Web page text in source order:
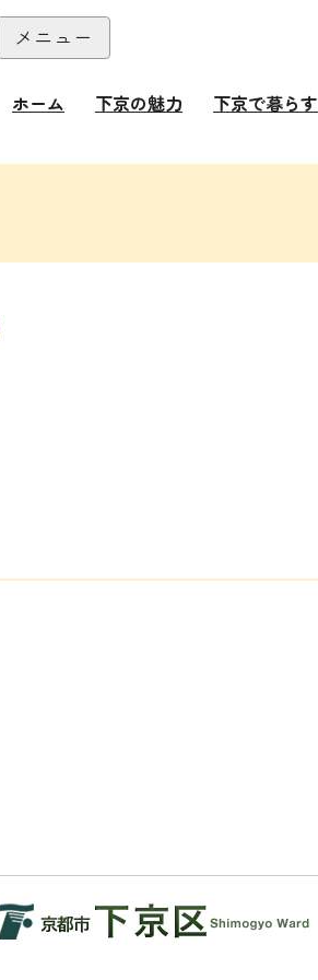
本文へ
メニュー
ホーム 下京の魅力 下京で暮らす